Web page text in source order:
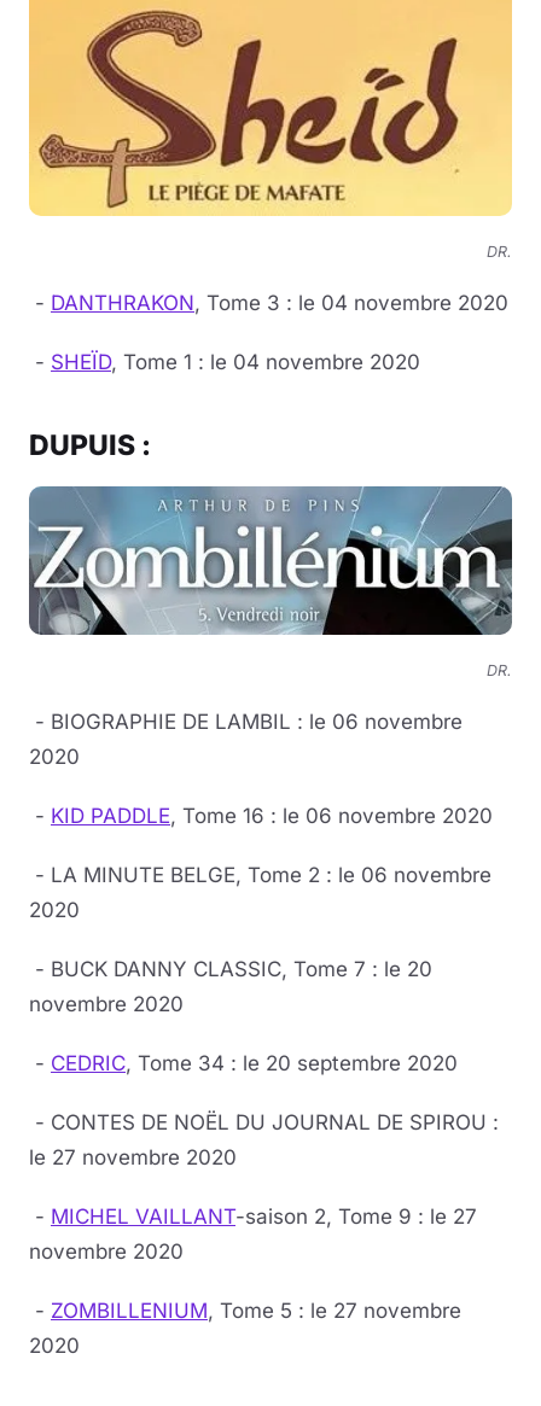
DR.
- DANTHRAKON, Tome 3 : le 04 novembre 2020
- SHEÏD, Tome 1 : le 04 novembre 2020
DUPUIS :
DR.
- BIOGRAPHIE DE LAMBIL : le 06 novembre
2020
- KID PADDLE, Tome 16 : le 06 novembre 2020
- LA MINUTE BELGE, Tome 2 : le 06 novembre
2020
- BUCK DANNY CLASSIC, Tome 7 : le 20
novembre 2020
- CEDRIC, Tome 34 : le 20 septembre 2020
- CONTES DE NOËL DU JOURNAL DE SPIROU :
le 27 novembre 2020
- MICHEL VAILLANT-saison 2, Tome 9 : le 27
novembre 2020
- ZOMBILLENIUM, Tome 5 : le 27 novembre
2020